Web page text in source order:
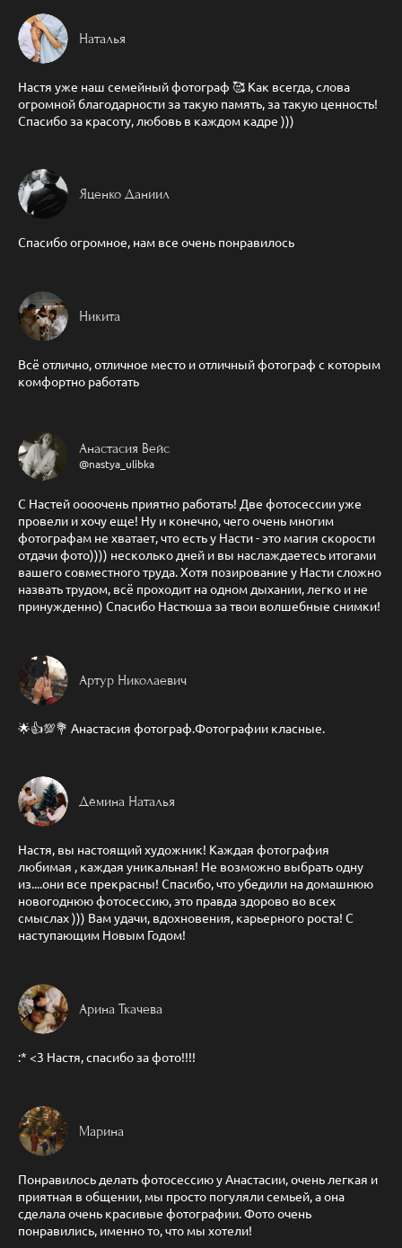
Наталья
Настя уже наш семейный фотограф 🥰 Как всегда, слова
огромной благодарности за такую память, за такую ценность!
Спасибо за красоту, любовь в каждом кадре )))
Яценко Даниил
Спасибо огромное, нам все очень понравилось
Никита
Всё отлично, отличное место и отличный фотограф с которым
комфортно работать
Анастасия Вейс
@nastya_ulibka
С Настей оооочень приятно работать! Две фотосессии уже
провели и хочу еще! Ну и конечно, чего очень многим
фотографам не хватает, что есть у Насти - это магия скорости
отдачи фото)))) несколько дней и вы наслаждаетесь итогами
вашего совместного труда. Хотя позирование у Насти сложно
назвать трудом, всё проходит на одном дыхании, легко и не
принужденно) Спасибо Настюша за твои волшебные снимки!
Артур Николаевич
🌟👍💯💐 Анастасия фотограф.Фотографии класные.
Дёмина Наталья
Настя, вы настоящий художник! Каждая фотография
любимая , каждая уникальная! Не возможно выбрать одну
из....они все прекрасны! Спасибо, что убедили на домашнюю
новогоднюю фотосессию, это правда здорово во всех
смыслах ))) Вам удачи, вдохновения, карьерного роста! С
наступающим Новым Годом!
Арина Ткачева
:* <3 Настя, спасибо за фото!!!!
Марина
Понравилось делать фотосессию у Анастасии, очень легкая и
приятная в общении, мы просто погуляли семьей, а она
сделала очень красивые фотографии. Фото очень
понравились, именно то, что мы хотели!